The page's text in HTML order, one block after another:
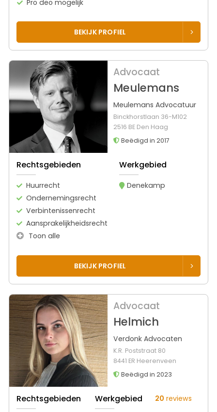
Pro deo mogelijk
BEKIJK PROFIEL
Advocaat
Meulemans
Meulemans Advocatuur
Binckhorstlaan 36-M102
2516 BE Den Haag
Beëdigd in 2017
Rechtsgebieden
Huurrecht
Ondernemingsrecht
Verbintenissenrecht
Aansprakelijkheidsrecht
Toon alle
Werkgebied
Denekamp
BEKIJK PROFIEL
Advocaat
Helmich
Verdonk Advocaten
K.R. Poststraat 80
8441 ER Heerenveen
Beëdigd in 2023
Rechtsgebieden Werkgebied 20 reviews